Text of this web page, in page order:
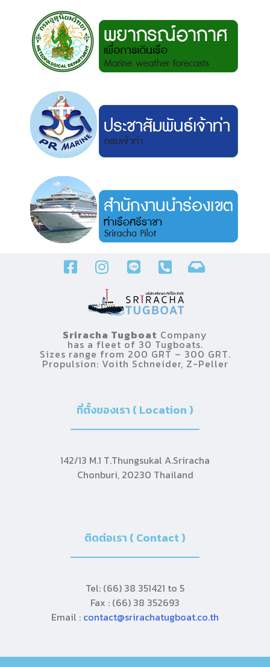
Sriracha Tugboat Company
has a fleet of 30 Tugboats.
Sizes range from 200 GRT – 300 GRT.
Propulsion: Voith Schneider, Z-Peller
ที่ตั้งของเรา ( Location )
142/13 M.1 T.Thungsukal A.Sriracha
Chonburi, 20230 Thailand
ติดต่อเรา ( Contact )
Tel: (66) 38 351421 to 5
Fax : (66) 38 352693
Email : contact@srirachatugboat.co.th